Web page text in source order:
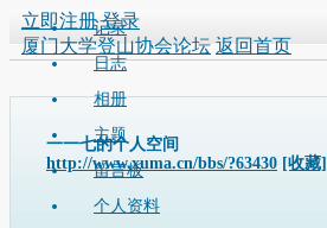
立即注册 登录
厦门大学登山协会论坛 返回首页
一一七的个人空间
http://www.xuma.cn/bbs/?63430 [收藏]
记录
日志
相册
主题
留言板
个人资料